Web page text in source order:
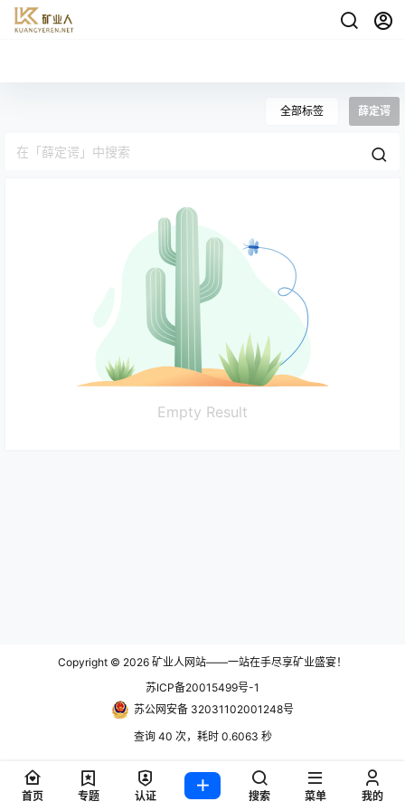
全部标签 薛定谔
Empty Result
Copyright © 2026 矿业人网站——一站在手尽享矿业盛宴！
苏ICP备20015499号-1
苏公网安备 32031102001248号
查询 40 次，耗时 0.6063 秒
首页 专题 认证 搜索 菜单 我的